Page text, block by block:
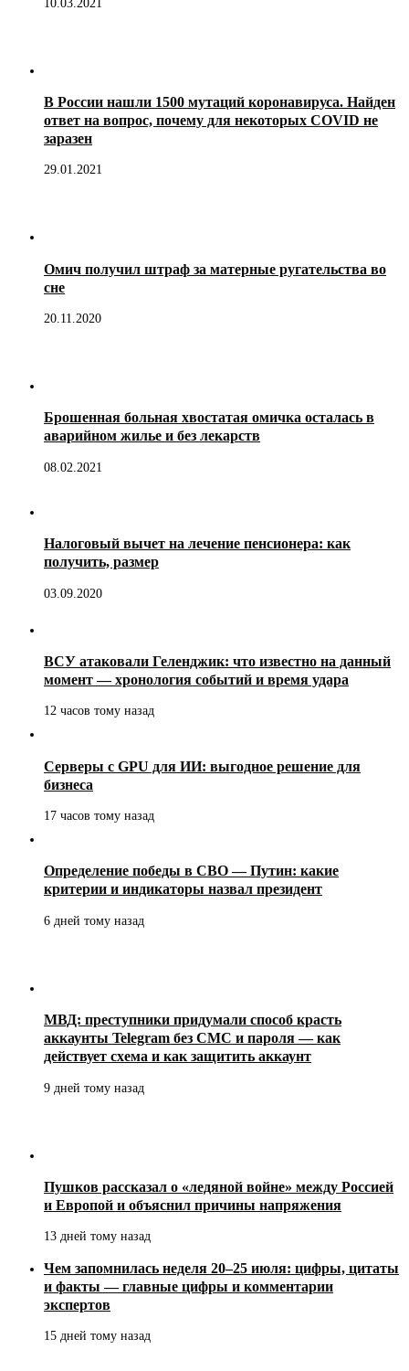
10.03.2021
В России нашли 1500 мутаций коронавируса. Найден
ответ на вопрос, почему для некоторых COVID не
заразен
29.01.2021
Омич получил штраф за матерные ругательства во
сне
20.11.2020
Брошенная больная хвостатая омичка осталась в
аварийном жилье и без лекарств
08.02.2021
Налоговый вычет на лечение пенсионера: как
получить, размер
03.09.2020
ВСУ атаковали Геленджик: что известно на данный
момент — хронология событий и время удара
12 часов тому назад
Серверы с GPU для ИИ: выгодное решение для
бизнеса
17 часов тому назад
Определение победы в СВО — Путин: какие
критерии и индикаторы назвал президент
6 дней тому назад
МВД: преступники придумали способ красть
аккаунты Telegram без СМС и пароля — как
действует схема и как защитить аккаунт
9 дней тому назад
Пушков рассказал о «ледяной войне» между Россией
и Европой и объяснил причины напряжения
13 дней тому назад
Чем запомнилась неделя 20–25 июля: цифры, цитаты
и факты — главные цифры и комментарии
экспертов
15 дней тому назад